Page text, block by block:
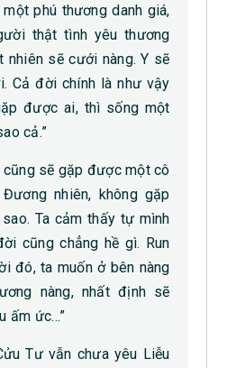
phú thương danh giá,
thật tình yêu thương
nhiên sẽ cưới nàng. Y sẽ
Cả đời chính là như vậy
được ai, thì sống một
cả.”
cũng sẽ gặp được một cô
nhiên, không gặp
Ta cảm thấy tự mình
cũng chẳng hề gì. Run
đó, ta muốn ở bên nàng
nàng, nhất định sẽ
ấm ức…”
Tư vẫn chưa yêu Liễu